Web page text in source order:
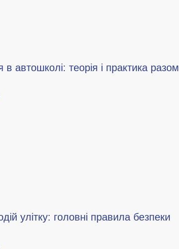
автошколі: теорія і практика разом
улітку: головні правила безпеки